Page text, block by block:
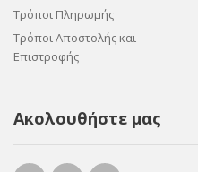
Τρόποι Πληρωμής
Τρόποι Αποστολής και
Επιστροφής
Ακολουθήστε μας